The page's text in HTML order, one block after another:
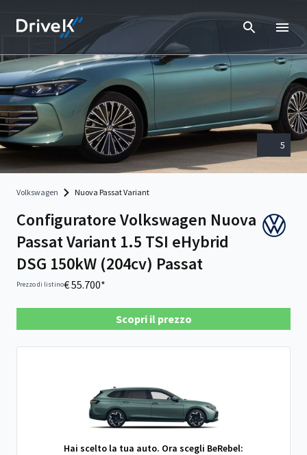
5
Volkswagen Nuova Passat Variant
Configuratore Volkswagen Nuova
Passat Variant 1.5 TSI eHybrid
DSG 150kW (204cv) Passat
Prezzo di listino€ 55.700*
Scopri il prezzo
Hai scelto la tua auto. Ora scegli BeRebel: